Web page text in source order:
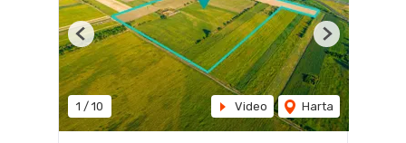
1 / 10 Video Harta
Previous Next